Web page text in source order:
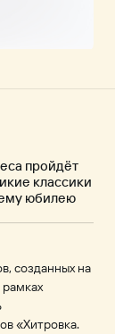
пройдёт
классики
юбилею
созданных на
«Хитровка.